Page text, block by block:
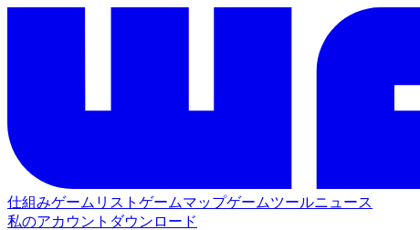
仕組みゲームリスト ゲームマップゲームツールニュース
私のアカウント ダウンロード